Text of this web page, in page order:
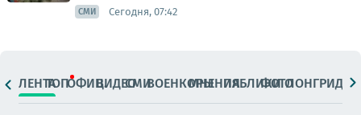
СМИ Сегодня, 07:42
ЛЕНТАТОПОФИЦ.ВИДЕОСМИВОЕНКОРЫМНЕНИЯПАБЛИКИ
ФОТОЛОНГРИДЫ